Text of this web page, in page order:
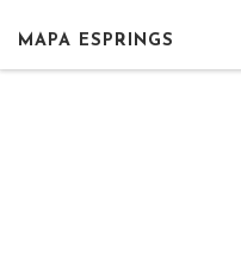
MAPA ESPRINGS